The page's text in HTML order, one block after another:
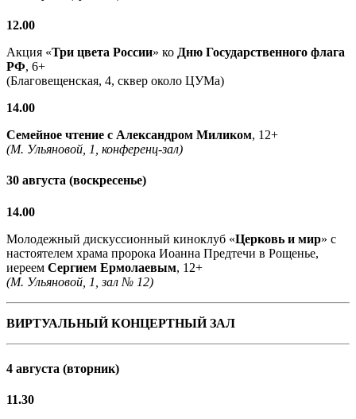
12.00
Акция «Три цвета России» ко Дню Государственного флага
РФ, 6+
(Благовещенская, 4, сквер около ЦУМа)
14.00
Семейное чтение с Александром Миликом, 12+
(М. Ульяновой, 1, конференц-зал)
30 августа (воскресенье)
14.00
Молодежный дискуссионный киноклуб «Церковь и мир» с
настоятелем храма пророка Иоанна Предтечи в Рощенье,
иереем Сергием Ермолаевым, 12+
(М. Ульяновой, 1, зал № 12)
ВИРТУАЛЬНЫЙ КОНЦЕРТНЫЙ ЗАЛ
4 августа (вторник)
11.30